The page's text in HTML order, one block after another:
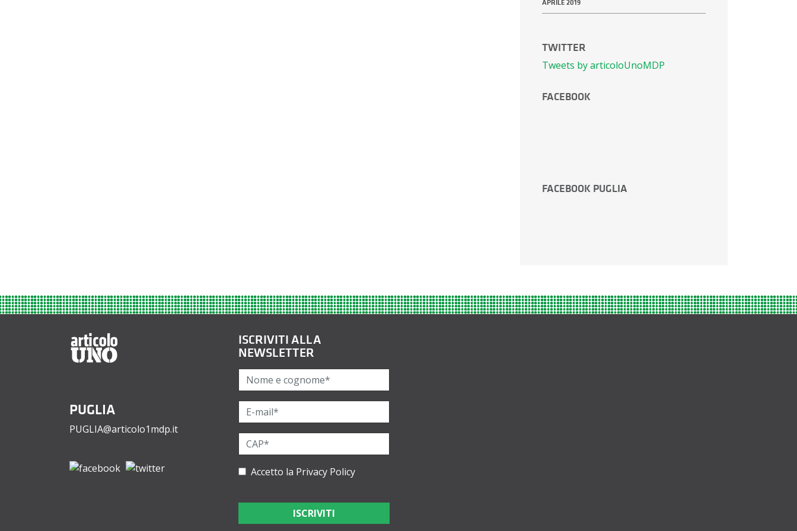
APRILE 2019
TWITTER
Tweets by articoloUnoMDP
FACEBOOK
FACEBOOK PUGLIA
PUGLIA
PUGLIA@articolo1mdp.it
ISCRIVITI ALLA
NEWSLETTER
Accetto la Privacy Policy